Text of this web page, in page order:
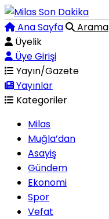
Ana Sayfa Arama
Üyelik
Üye Girişi
Yayın/Gazete
Yayınlar
Kategoriler
Milas
Muğla’dan
Asayiş
Gündem
Ekonomi
Spor
Vefat